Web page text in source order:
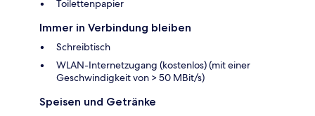
Toilettenpapier
Immer in Verbindung bleiben
Schreibtisch
WLAN-Internetzugang (kostenlos) (mit einer
Geschwindigkeit von > 50 MBit/s)
Speisen und Getränke